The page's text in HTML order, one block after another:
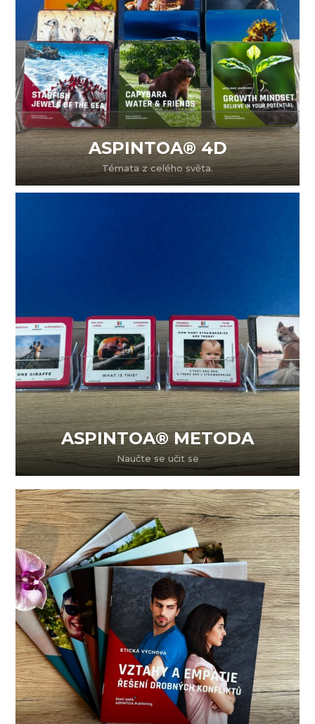
ASPINTOA® 4D
Témata z celého světa.
ASPINTOA® METODA
Naučte se učit se